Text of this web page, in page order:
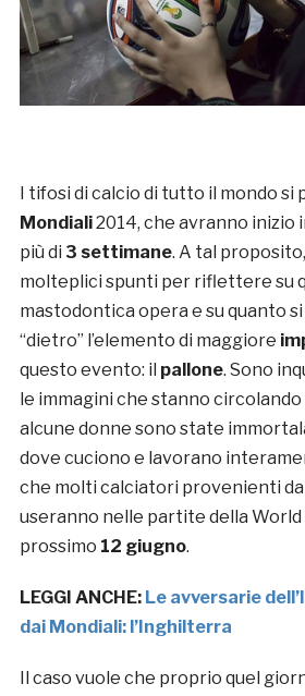
I tifosi di calcio di tutto il mondo si
Mondiali2014, che avranno inizio
più di 3 settimane. A tal
molteplici spunti per riflettere su
mastodontica opera e su quanto
“dietro” l’elemento di maggiore
questo evento: il pallone. Sono
le immagini che stanno circolando
alcune donne sono state
dove cuciono e lavorano
che molti calciatori provenienti
useranno nelle partite della World
prossimo 12 giugno.
LEGGI ANCHE: Le avversarie
dai Mondiali: l’Inghilterra
Il caso vuole che proprio quel